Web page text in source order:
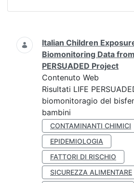
Ricerca
Italian Children
Biomonitoring Data
PERSUADED Project
Contenuto Web
Risultati LIFE
biomonitoragio del
bambini
CONTAMINANTI CHIMICI
EPIDEMIOLOGIA
FATTORI DI RISCHIO
SICUREZZA ALIMENTARE